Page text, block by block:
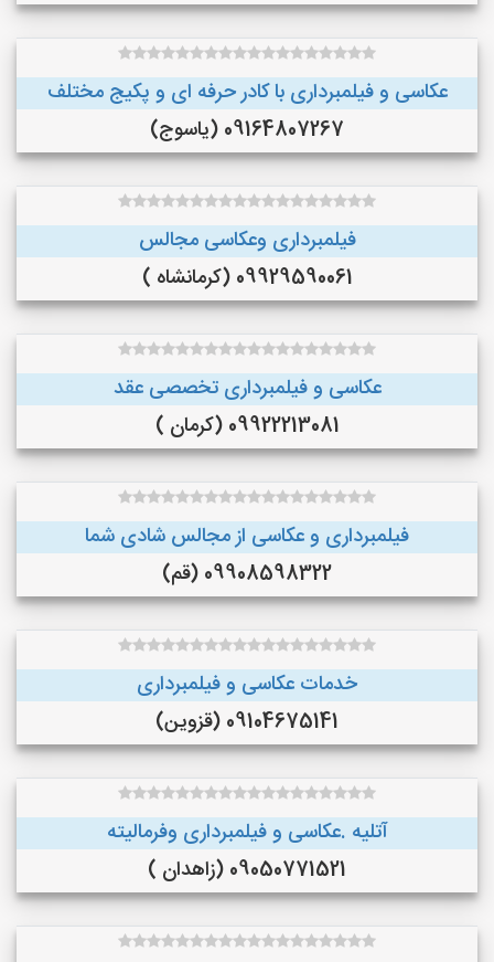
عکاسی و فیلمبرداری با کادر حرفه ای و پکیج مختلف
09164807267 (یاسوج)
فیلمبرداری وعکاسی مجالس
09929590061 (کرمانشاه )
عکاسی و فیلمبرداری تخصصی عقد
09922213081 (کرمان )
فیلمبرداری و عکاسی از مجالس شادی شما
09908598322 (قم)
خدمات عکاسی و فیلمبرداری
09104675141 (قزوین)
آتلیه .عکاسی و فیلمبرداری وفرمالیته
09050771521 (زاهدان )